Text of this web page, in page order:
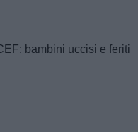
bambini uccisi e feriti